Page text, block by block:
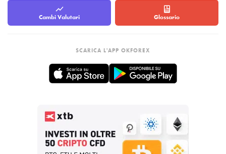
Cambi Valutari Glossario
SCARICA L'APP OKFOREX